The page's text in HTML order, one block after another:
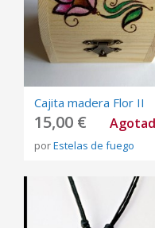
Cajita madera Flor II
15,00 €
porEstelas de fuego